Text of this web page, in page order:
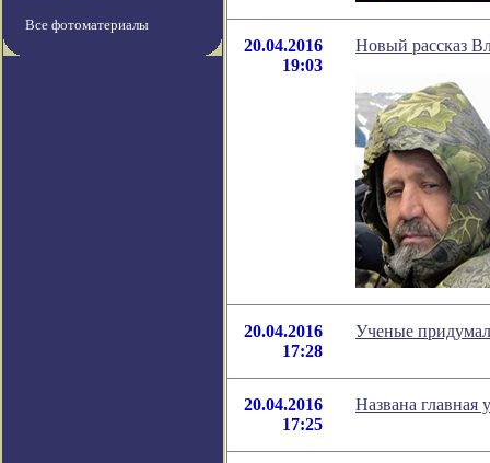
Все фотоматериалы
20.04.2016
19:03
Новый рассказ
20.04.2016
17:28
Ученые
20.04.2016
17:25
Названа главная